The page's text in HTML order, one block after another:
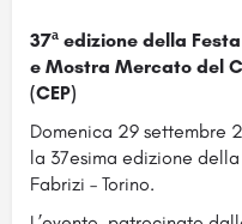
37ª edizione della
e Mostra Mercato del
(CEP)
Domenica 29 settembre
la 37esima edizione
Fabrizi – Torino.